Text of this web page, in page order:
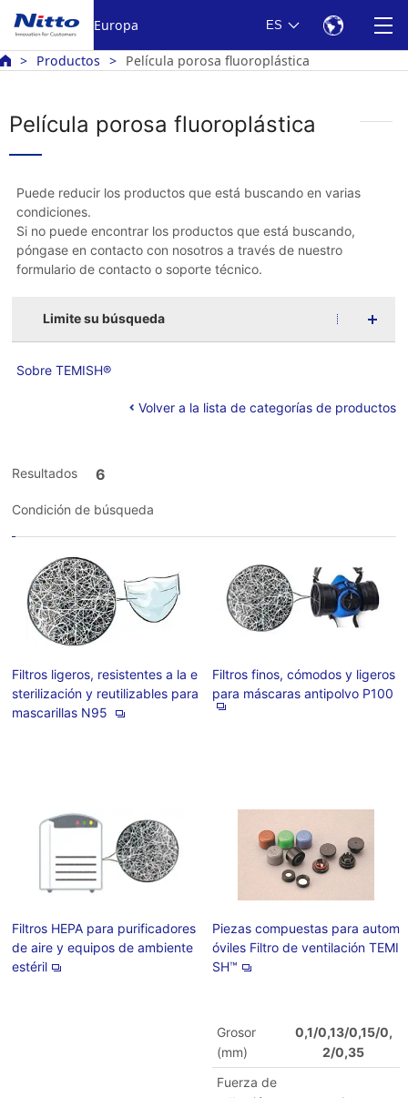
Europa ES
Productos Película porosa fluoroplástica
Película porosa fluoroplástica
Puede reducir los productos que está buscando en varias
condiciones.
Si no puede encontrar los productos que está buscando,
póngase en contacto con nosotros a través de nuestro
formulario de contacto o soporte técnico.
Limite su búsqueda
Sobre TEMISH®
Volver a la lista de categorías de productos
Resultados 6
Condición de búsqueda
Filtros ligeros, resistentes a la e
sterilización y reutilizables para
mascarillas N95
Filtros finos, cómodos y ligeros
para máscaras antipolvo P100
Filtros HEPA para purificadores
de aire y equipos de ambiente
estéril
Piezas compuestas para autom
óviles Filtro de ventilación TEMI
SH™
Grosor
(mm)
0,1/0,13/0,15/0,
2/0,35
Fuerza de